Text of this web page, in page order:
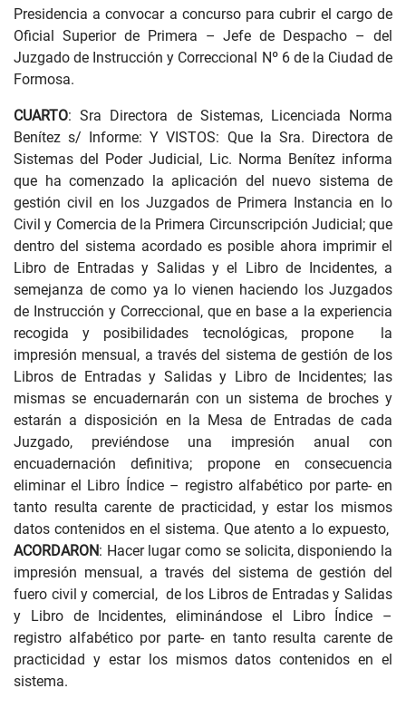
Presidencia a convocar a concurso para cubrir el cargo de
Oficial Superior de Primera – Jefe de Despacho – del
Juzgado de Instrucción y Correccional Nº 6 de la Ciudad de
Formosa.
CUARTO: Sra Directora de Sistemas, Licenciada Norma
Benítez s/ Informe: Y VISTOS: Que la Sra. Directora de
Sistemas del Poder Judicial, Lic. Norma Benítez informa
que ha comenzado la aplicación del nuevo sistema de
gestión civil en los Juzgados de Primera Instancia en lo
Civil y Comercia de la Primera Circunscripción Judicial; que
dentro del sistema acordado es posible ahora imprimir el
Libro de Entradas y Salidas y el Libro de Incidentes, a
semejanza de como ya lo vienen haciendo los Juzgados
de Instrucción y Correccional, que en base a la experiencia
recogida y posibilidades tecnológicas, propone la
impresión mensual, a través del sistema de gestión de los
Libros de Entradas y Salidas y Libro de Incidentes; las
mismas se encuadernarán con un sistema de broches y
estarán a disposición en la Mesa de Entradas de cada
Juzgado, previéndose una impresión anual con
encuadernación definitiva; propone en consecuencia
eliminar el Libro Índice – registro alfabético por parte- en
tanto resulta carente de practicidad, y estar los mismos
datos contenidos en el sistema. Que atento a lo expuesto,
ACORDARON: Hacer lugar como se solicita, disponiendo la
impresión mensual, a través del sistema de gestión del
fuero civil y comercial, de los Libros de Entradas y Salidas
y Libro de Incidentes, eliminándose el Libro Índice –
registro alfabético por parte- en tanto resulta carente de
practicidad y estar los mismos datos contenidos en el
sistema.